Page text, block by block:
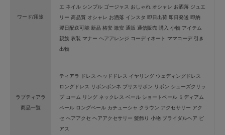
ワード/用途
エ ネイル シンプル ゴージャス おしゃれ オシャレ お洒落 ジュエ
リー 高品質 オシャレ お洒落 インスタ 即日出荷 即日発送 即納
翌日配送可能 新品 格安 激安 通販 通信販売 購入 小物 アイテム
親族 衣装 マナー ヘアアレンジ コーディネート ママコーデ 引き
出物
ラブティアラ
商品一覧
ティアラ ドレス ヘッドドレス イヤリング ウェディングドレス
ロングドレス リボンボンネ プリスリボン リボン シューズクリッ
プ コーム リング ネックレス ベール ショートベール ミディアム
ベール ロングベール カチューシャ クラウン アクセサリー アク
セ ヘアアクセ ヘアアクセサリー 髪飾り 小物 ブライダルヘア ピ
アス